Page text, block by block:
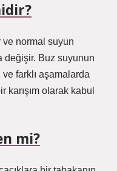
ve normal suyun
değişir. Buz suyunun
farklı aşamalarda
karışım olarak kabul
mi?